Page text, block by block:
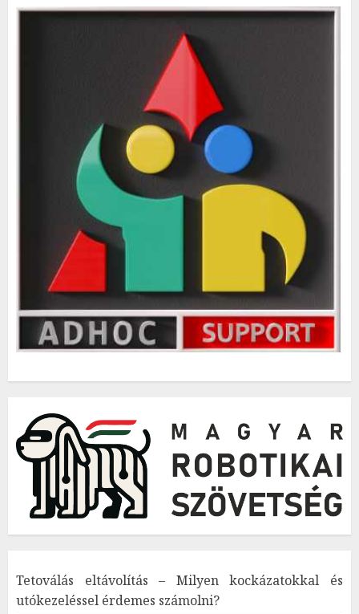
Tetoválás eltávolítás – Milyen kockázatokkal és
utókezeléssel érdemes számolni?